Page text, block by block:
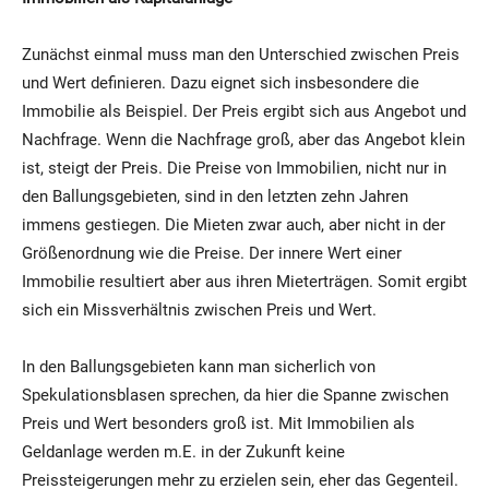
Zunächst einmal muss man den Unterschied zwischen Preis
und Wert definieren. Dazu eignet sich insbesondere die
Immobilie als Beispiel. Der Preis ergibt sich aus Angebot und
Nachfrage. Wenn die Nachfrage groß, aber das Angebot klein
ist, steigt der Preis. Die Preise von Immobilien, nicht nur in
den Ballungsgebieten, sind in den letzten zehn Jahren
immens gestiegen. Die Mieten zwar auch, aber nicht in der
Größenordnung wie die Preise. Der innere Wert einer
Immobilie resultiert aber aus ihren Mieterträgen. Somit ergibt
sich ein Missverhältnis zwischen Preis und Wert.
In den Ballungsgebieten kann man sicherlich von
Spekulationsblasen sprechen, da hier die Spanne zwischen
Preis und Wert besonders groß ist. Mit Immobilien als
Geldanlage werden m.E. in der Zukunft keine
Preissteigerungen mehr zu erzielen sein, eher das Gegenteil.